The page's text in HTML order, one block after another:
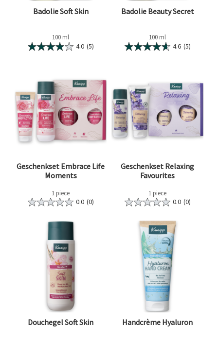
Badolie Soft Skin
100 ml
4.0 (5)
Badolie Beauty Secret
100 ml
4.6 (5)
Geschenkset Embrace Life
Moments
1 piece
0.0 (0)
Geschenkset Relaxing
Favourites
1 piece
0.0 (0)
Douchegel Soft Skin Handcrème Hyaluron